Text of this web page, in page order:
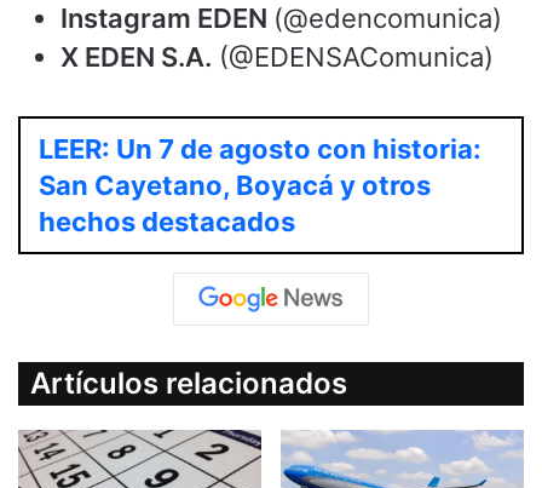
Instagram EDEN (@edencomunica)
X EDEN S.A. (@EDENSAComunica)
LEER: Un 7 de agosto con historia:
San Cayetano, Boyacá y otros
hechos destacados
Artículos relacionados